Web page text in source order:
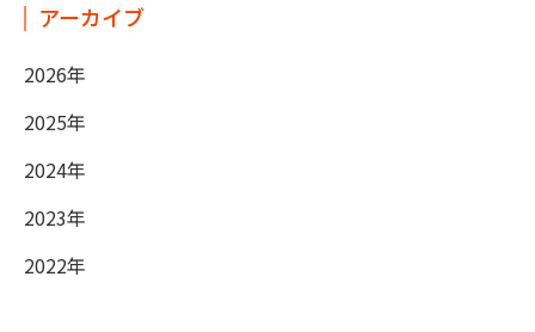
アーカイブ
2026年
2025年
2024年
2023年
2022年